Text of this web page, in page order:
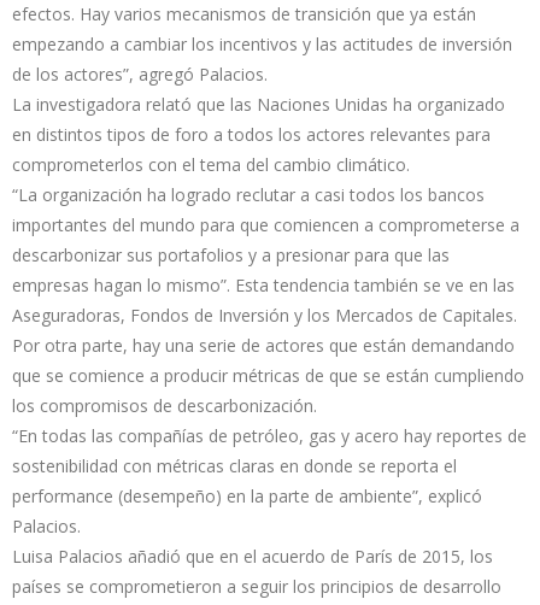
efectos. Hay varios mecanismos de transición que ya están
empezando a cambiar los incentivos y las actitudes de inversión
de los actores”, agregó Palacios.
La investigadora relató que las Naciones Unidas ha organizado
en distintos tipos de foro a todos los actores relevantes para
comprometerlos con el tema del cambio climático.
“La organización ha logrado reclutar a casi todos los bancos
importantes del mundo para que comiencen a comprometerse a
descarbonizar sus portafolios y a presionar para que las
empresas hagan lo mismo”. Esta tendencia también se ve en las
Aseguradoras, Fondos de Inversión y los Mercados de Capitales.
Por otra parte, hay una serie de actores que están demandando
que se comience a producir métricas de que se están cumpliendo
los compromisos de descarbonización.
“En todas las compañías de petróleo, gas y acero hay reportes de
sostenibilidad con métricas claras en donde se reporta el
performance (desempeño) en la parte de ambiente”, explicó
Palacios.
Luisa Palacios añadió que en el acuerdo de París de 2015, los
países se comprometieron a seguir los principios de desarrollo